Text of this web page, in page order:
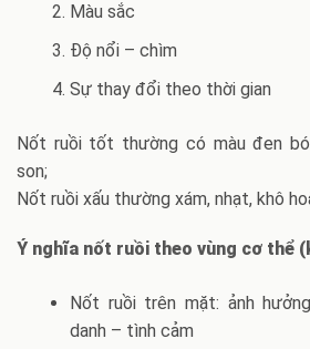
Màu sắc
Độ nổi – chìm
Sự thay đổi theo thời gian
Nốt ruồi tốt thường có màu đen
son;
Nốt ruồi xấu thường xám, nhạt, khô
Ý nghĩa nốt ruồi theo vùng cơ thể
Nốt ruồi trên mặt: ảnh
danh – tình cảm